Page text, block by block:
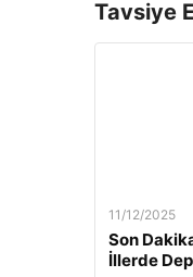
Tavsiye
11/12/2025
Son
İllerde